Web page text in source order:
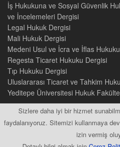
Sizlere daha iyi bir hizmet
faydalanıyoruz. Sitemizi kullanmaya
izin vermiş
İş Hukukuna ve Sosyal Güvenlik
ve İncelemeleri Dergisi
Legal Hukuk Dergisi
Mali Hukuk Dergisi
Medeni Usul ve İcra ve İflas
Regesta Ticaret Hukuku Dergisi
Tıp Hukuku Dergisi
Uluslararası Ticaret ve Tahkim
Yeditepe Üniversitesi Hukuk
2015 © Tüm Hakları Saklıdır